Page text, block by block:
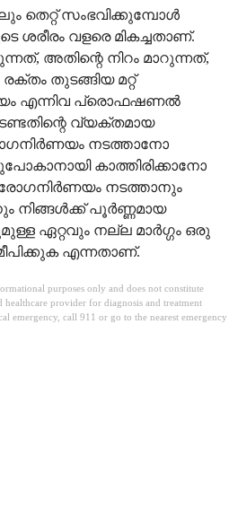
തെറ്റ് സംഭവിക്കുമ്പോൾ
വളരെ മികച്ചതാണ്.
അതിന്റെ നിറം മാറുന്നത്,
തുടങ്ങിയ മറ്റ്
എന്നിവ പ്രൊഫഷണൽ
വ്യക്തമായ
നടത്താനോ
കാത്തിരിക്കാനോ
നടത്താനും
നിങ്ങൾക്ക് പൂർണ്ണമായ
ഏറ്റവും നല്ല മാർഗ്ഗം ഒരു
എന്നതാണ്.
purposes only and does not constitute
provider for diagnosis and treatment
emergency, call 911 or go to the nearest emergency